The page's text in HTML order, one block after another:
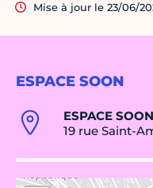
ESPACE SOON
ESPACE SOON
19 rue Saint-
Mise à jour le 23/06/